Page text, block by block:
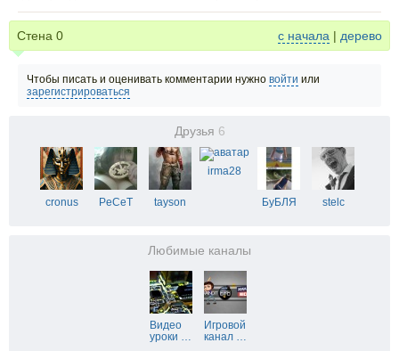
Стена 0 с начала | дерево
Чтобы писать и оценивать комментарии нужно войти или
зарегистрироваться
Друзья 6
cronus PeCeT tayson
irma28
БуБЛЯ stelc
Любимые каналы
Видео
уроки …
Игровой
канал …